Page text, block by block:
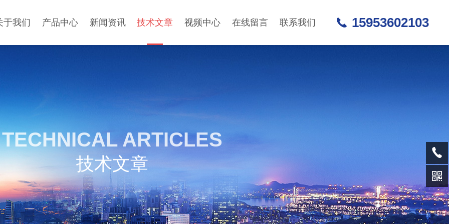
于我们 产品中心 新闻资讯 技术文章 视频中心 在线留言 联系我们 15953602103
TECHNICAL ARTICLES
技术文章